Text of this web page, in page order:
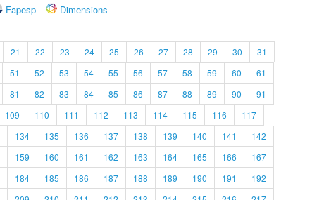
Fapesp
Dimensions
21 22 23 24 25 26 27 28 29 30
31
51 52 53 54 55 56 57 58 59 60
61
81 82 83 84 85 86 87 88 89 90
91
109 110 111 112 113 114 115 116
117
134 135 136 137 138 139 140 141
142
159 160 161 162 163 164 165 166
167
184 185 186 187 188 189 190 191
192